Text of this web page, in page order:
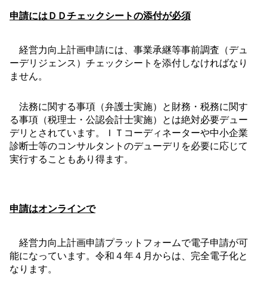
申請にはＤＤチェックシートの添付が必須
経営力向上計画申請には、事業承継等事前調査（デュ
ーデリジェンス）チェックシートを添付しなければなり
ません。
法務に関する事項（弁護士実施）と財務・税務に関す
る事項（税理士・公認会計士実施）とは絶対必要デュー
デリとされています。ＩＴコーディネーターや中小企業
診断士等のコンサルタントのデューデリを必要に応じて
実行することもあり得ます。
申請はオンラインで
経営力向上計画申請プラットフォームで電子申請が可
能になっています。令和４年４月からは、完全電子化と
なります。